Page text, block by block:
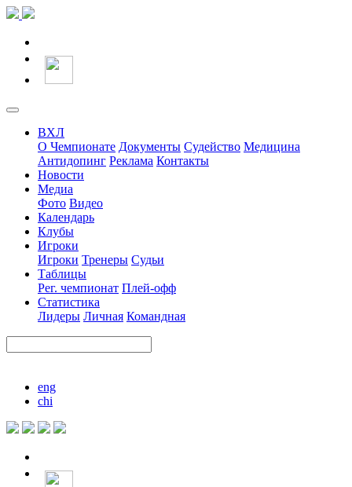
ВХЛ
О Чемпионате Документы Судейство Медицина
Антидопинг Реклама Контакты
Новости
Медиа
Фото Видео
Календарь
Клубы
Игроки
Игроки Тренеры Судьи
Таблицы
Рег. чемпионат Плей-офф
Статистика
Лидеры Личная Командная
eng
chi